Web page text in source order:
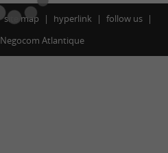
site map hyperlink
follow us
Negocom Atlantique